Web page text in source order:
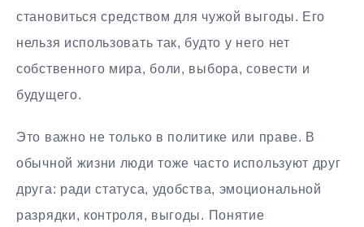
становиться средством для чужой выгоды. Его
нельзя использовать так, будто у него нет
собственного мира, боли, выбора, совести и
будущего.
Это важно не только в политике или праве. В
обычной жизни люди тоже часто используют друг
друга: ради статуса, удобства, эмоциональной
разрядки, контроля, выгоды. Понятие